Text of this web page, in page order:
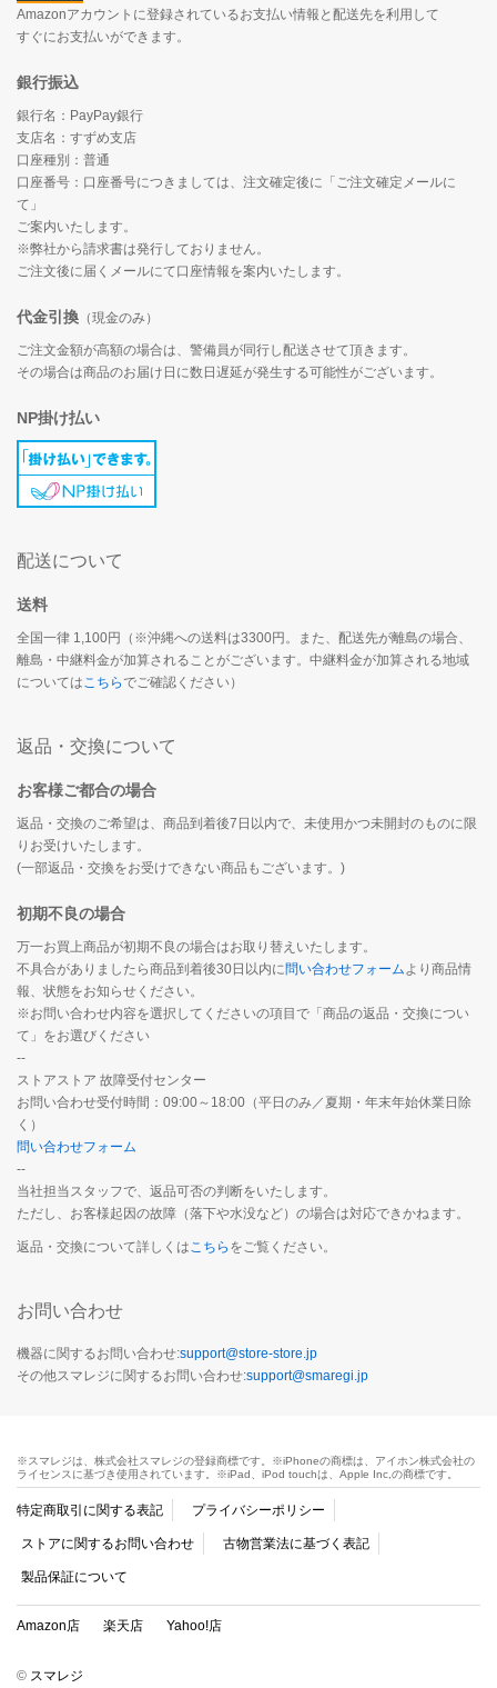
Amazonアカウントに登録されているお支払い情報と配送先を利用して
すぐにお支払いができます。
銀行振込
銀行名：PayPay銀行
支店名：すずめ支店
口座種別：普通
口座番号：口座番号につきましては、注文確定後に「ご注文確定メールに
て」
ご案内いたします。
※弊社から請求書は発行しておりません。
ご注文後に届くメールにて口座情報を案内いたします。
代金引換 （現金のみ）
ご注文金額が高額の場合は、警備員が同行し配送させて頂きます。
その場合は商品のお届け日に数日遅延が発生する可能性がございます。
NP掛け払い
配送について
送料
全国一律 1,100円（※沖縄への送料は3300円。また、配送先が離島の場合、
離島・中継料金が加算されることがございます。中継料金が加算される地域
については こちらでご確認ください）
返品・交換について
お客様ご都合の場合
返品・交換のご希望は、商品到着後7日以内で、未使用かつ未開封のものに限
りお受けいたします。
(一部返品・交換をお受けできない商品もございます。)
初期不良の場合
万一お買上商品が初期不良の場合はお取り替えいたします。
不具合がありましたら商品到着後30日以内に問い合わせフォーム より商品情
報、状態をお知らせください。
※お問い合わせ内容を選択してくださいの項目で「商品の返品・交換につい
て」をお選びください
--
ストアストア 故障受付センター
お問い合わせ受付時間：09:00～18:00（平日のみ／夏期・年末年始休業日除
く）
問い合わせフォーム
--
当社担当スタッフで、返品可否の判断をいたします。
ただし、お客様起因の故障（落下や水没など）の場合は対応できかねます。
返品・交換について詳しくは こちら をご覧ください。
お問い合わせ
機器に関するお問い合わせ:support@store-store.jp
その他スマレジに関するお問い合わせ:support@smaregi.jp
※スマレジは、株式会社スマレジの登録商標です。※iPhoneの商標は、アイホン株式会社の
ライセンスに基づき使用されています。※iPad、iPod touchは、Apple Inc,の商標です。
特定商取引に関する表記 プライバシーポリシー
ストアに関するお問い合わせ 古物営業法に基づく表記
製品保証について
Amazon店 楽天店 Yahoo!店
© スマレジ